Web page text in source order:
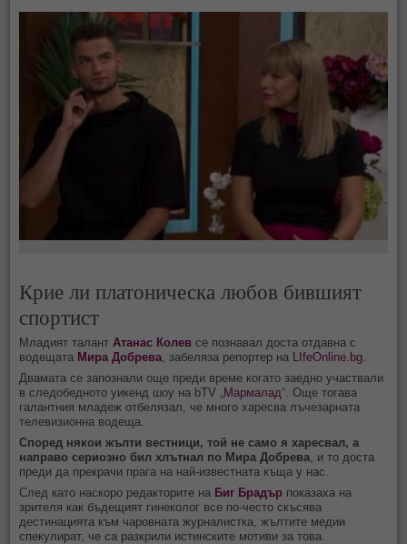
Крие ли платоническа любов бившият
спортист
Младият талант Атанас Колев се познавал доста отдавна с
водещата Мира Добрева , забеляза репортер на LIfeOnline.bg
Двамата се запознали още преди време когато заедно участвали
в следобедното уикенд шоу на bTV „ Мармалад“. Още тогава
галантния младеж отбелязал, че много харесва лъчезарната
телевизионна водеща.
Според някои жълти вестници, той не само я харесвал, а
направо сериозно бил хлътнал по Мира Добрева , и то доста
преди да прекрачи прага на най-известната къща у нас.
След като наскоро редакторите на Биг Брадър показаха на
зрителя как бъдещият гинеколог все по-често скъсява
дестинацията към чаровната журналистка, жълтите медии
спекулират, че са разкрили истинските мотиви за това.